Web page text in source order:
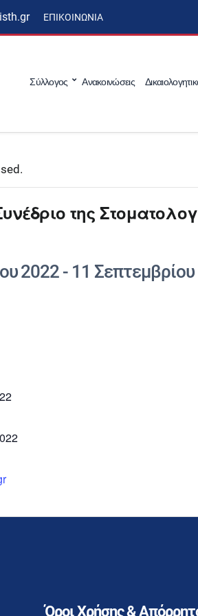
ΕΠΙΚΟΙΝΩΝΊΑ
Σύλλογος Ανακοινώσεις
της
2022 - 11
Όροι Χρήσης &